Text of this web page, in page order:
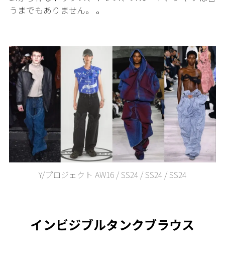
うまでもありません。 。
Y/プロジェクト AW16 / SS24 / SS24 / SS24
インビジブルタンクブラウス